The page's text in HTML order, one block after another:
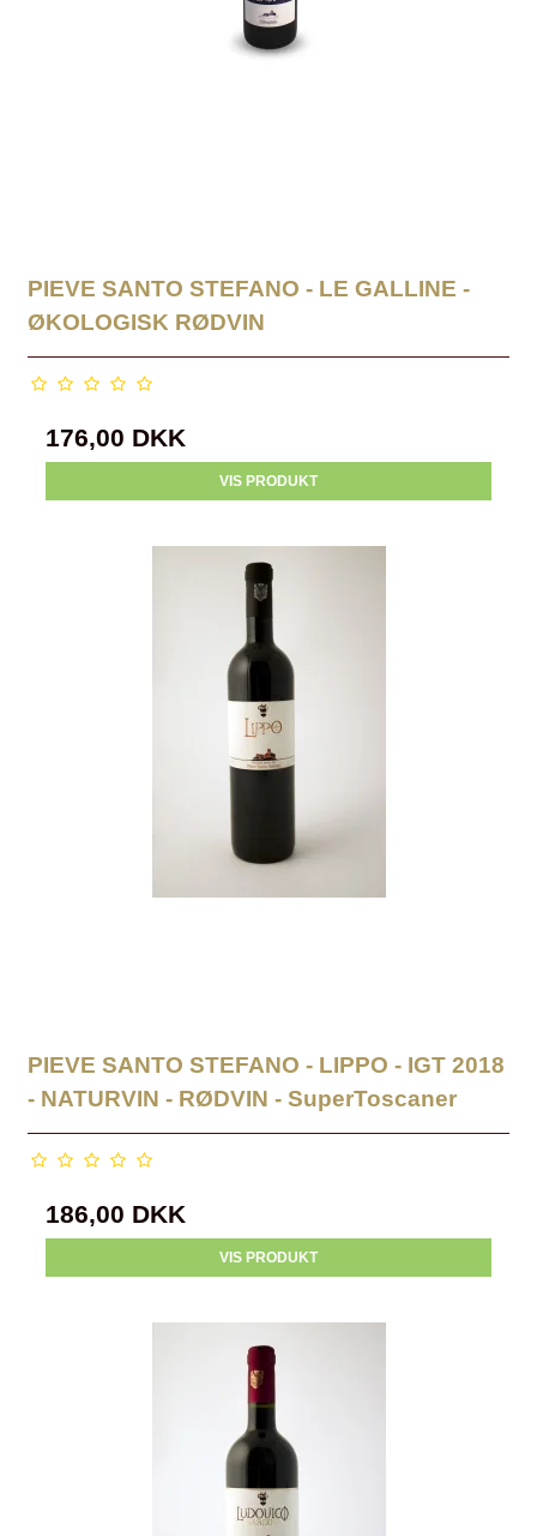
PIEVE SANTO STEFANO - LE GALLINE -
ØKOLOGISK RØDVIN
176,00 DKK
VIS PRODUKT
PIEVE SANTO STEFANO - LIPPO - IGT 2018
- NATURVIN - RØDVIN - SuperToscaner
186,00 DKK
VIS PRODUKT